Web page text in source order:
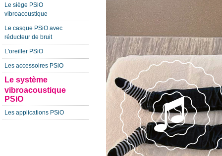
Le siège PSiO
vibroacoustique
Le casque PSiO avec
réducteur de bruit
L'oreiller PSiO
Les accessoires PSiO
Le système
vibroacoustique
PSiO
Les applications PSiO